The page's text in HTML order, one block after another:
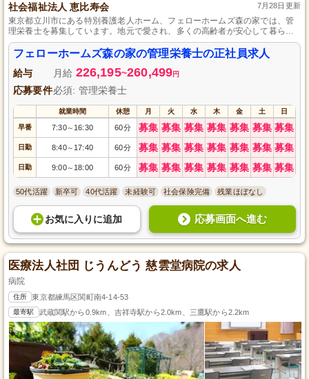
社会福祉法人 恵比寿会 7月28日更新
東京都立川市にある特別養護老人ホーム、フェローホームズ森の家では、管
理栄養士を募集しています。地元で愛され、多くの高齢者が安心して暮らせ
る施設で働いてみませんか？業界未経験の方でも安心の教育体制あり。正社
員として安定した職場環境で、社会貢献性の高い仕事を通じて成長できる機
会を提供します。専門知識を活かし、地域社会に貢献しましょう。応募をお
待ちしています。
フェローホームズ森の家の管理栄養士の正社員求人
給与 月給 226,195~260,499円
応募要件必須: 管理栄養士
就業時間 休憩 月 火 水 木 金 土 日
早番 7:30～ 16:30 60分 募集 募集 募集 募集 募集 募集 募集
日勤 8:40～ 17:40 60分 募集 募集 募集 募集 募集 募集 募集
日勤 9:00～ 18:00 60分 募集 募集 募集 募集 募集 募集 募集
50代活躍 新卒可 40代活躍 未経験可 社会保険完備 残業ほぼなし
お気に入り に追加 応募画面へ進む
医療法人社団 じうんどう 慈雲堂病院の求人
病院
住所 東京都練馬区関町南4-14-53
最寄駅 武蔵関駅から0.9km、吉祥寺駅から2.0km、三鷹駅から2.2km